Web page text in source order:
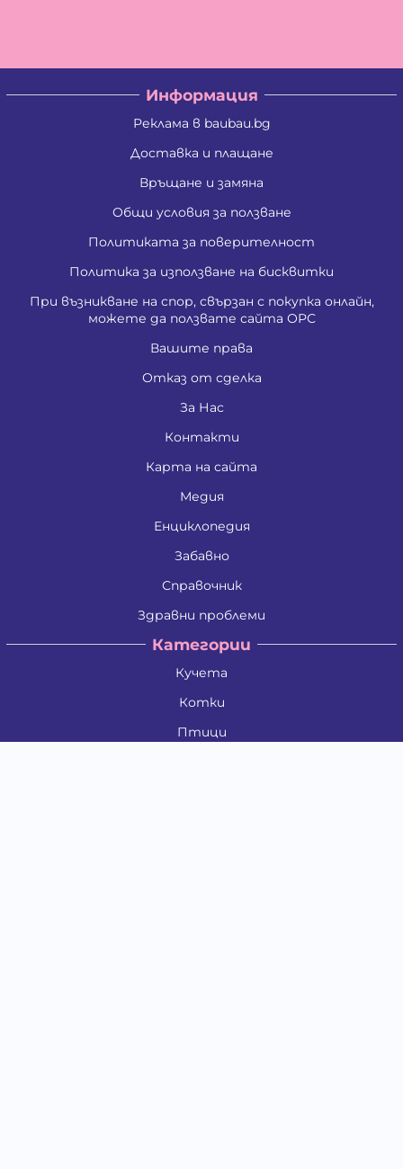
Информация
Реклама в baubau.bg
Доставка и плащане
Връщане и замяна
Общи условия за ползване
Политиката за поверителност
Политика за използване на бисквитки
При възникване на спор, свързан с покупка онлайн,
можете да ползвате сайта ОРС
Вашите права
Отказ от сделка
За Нас
Контакти
Карта на сайта
Медия
Енциклопедия
Забавно
Справочник
Здравни проблеми
Категории
Кучета
Котки
Птици